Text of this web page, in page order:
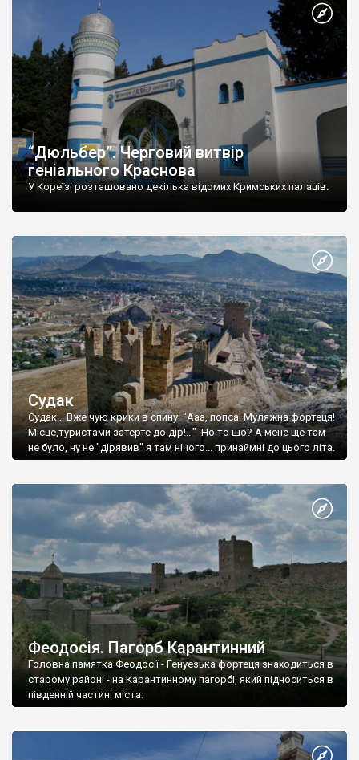
“Дюльбер”. Черговий витвір
геніального Краснова
У Кореїзі розташовано декілька відомих Кримських палаців.
Судак
Судак... Вже чую крики в спину: "Ааа, попса! Муляжна фортеця!
Місце,туристами затерте до дір!..." Но то шо? А мене ще там
не було, ну не "дірявив" я там нічого... принаймні до цього літа.
Феодосія. Пагорб Карантинний
Головна памятка Феодосії - Генуезька фортеця знаходиться в
старому районі - на Карантинному пагорбі, який підноситься в
південній частині міста.